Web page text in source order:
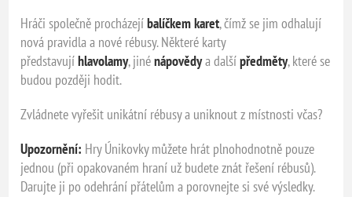
Hráči společně procházejíbalíčkem karet, čímž se jim odhalují
nová pravidla a nové rébusy. Některé karty
představujíhlavolamy, jinénápovědya dalšípředměty, které se
budou později hodit.
Zvládnete vyřešit unikátní rébusy a uniknout z místnosti včas?
Upozornění: Hry Únikovky můžete hrát plnohodnotně pouze
jednou (při opakovaném hraní už budete znát řešení rébusů).
Darujte ji po odehrání přátelům a porovnejte si své výsledky.